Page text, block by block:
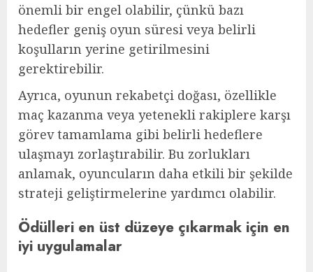
önemli bir engel olabilir, çünkü bazı
hedefler geniş oyun süresi veya belirli
koşulların yerine getirilmesini
gerektirebilir.
Ayrıca, oyunun rekabetçi doğası, özellikle
maç kazanma veya yetenekli rakiplere karşı
görev tamamlama gibi belirli hedeflere
ulaşmayı zorlaştırabilir. Bu zorlukları
anlamak, oyuncuların daha etkili bir şekilde
strateji geliştirmelerine yardımcı olabilir.
Ödülleri en üst düzeye çıkarmak için en
iyi uygulamalar